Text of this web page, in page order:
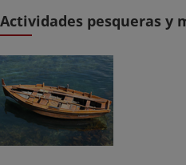
Actividades pesqueras y